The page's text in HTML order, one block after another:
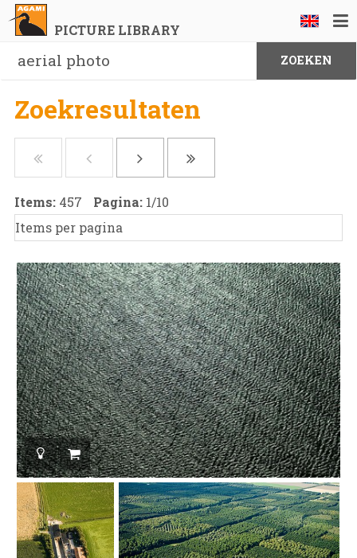
PICTURE LIBRARY
Zoekresultaten
Items: 457 Pagina: 1/10